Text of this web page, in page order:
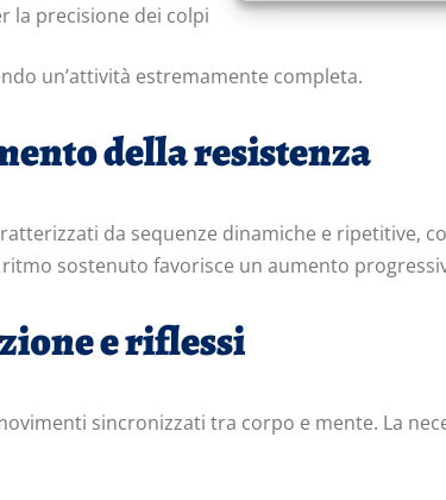
la precisione dei colpi
un’attività estremamente completa.
della resistenza
da sequenze dinamiche e ripetitive,
sostenuto favorisce un aumento
e riflessi
sincronizzati tra corpo e mente. La